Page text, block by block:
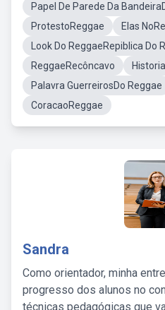
Papel De Parede Da
ProtestoReggae
Elas
Look Do ReggaeRepiblica Do
ReggaeRecôncavo
Palavra GuerreirosDo Reggae
CoracaoReggae
Sandra
Como orientador, minha
progresso dos alunos no
técnicas pedagógicas que